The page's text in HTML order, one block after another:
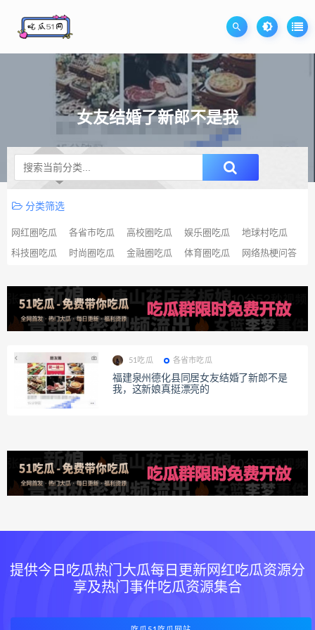
女友结婚了新郎不是我
升级SVIP无限免费下载
分类筛选
网红圈吃瓜 各省市吃瓜 高校圈吃瓜 娱乐圈吃瓜 地球村吃瓜
科技圈吃瓜 时尚圈吃瓜 金融圈吃瓜 体育圈吃瓜 网络热梗问答
51吃瓜 各省市吃瓜
福建泉州德化县同居女友结婚了新郎不是
我，这新娘真挺漂亮的
提供今日吃瓜热门大瓜每日更新网红吃瓜资源分
享及热门事件吃瓜资源集合